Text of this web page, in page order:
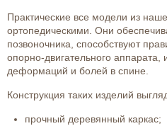
Практические все модели из
ортопедическими. Они
позвоночника, способствуют
опорно-двигательного
деформаций и болей в спине.
Конструкция таких изделий
прочный деревянный каркас;